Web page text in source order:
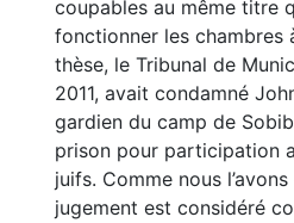
coupables au même titre
fonctionner les chambres
thèse, le Tribunal de Munich (Bavière), le 12 mai
2011, avait condamné
gardien du camp de
prison pour participation
juifs. Comme nous
jugement est considéré comme la décision